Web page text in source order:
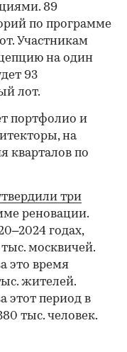
89
по программе
Участникам
на один
93
лот.
портфолио и
на
кварталов по
три
реновации.
годах,
москвичей.
это время
жителей.
этот период в
тыс. человек.